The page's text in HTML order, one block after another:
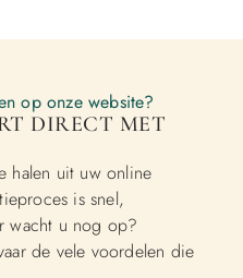
op onze website?
DIRECT MET
halen uit uw online
is snel,
wacht u nog op?
de vele voordelen die